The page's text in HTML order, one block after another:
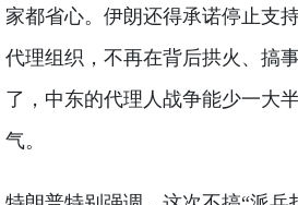
家都省心。伊朗还得承诺停止支
代理组织，不再在背后拱火、搞
了，中东的代理人战争能少一大
气。